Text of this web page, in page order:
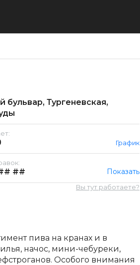
бульвар, Тургеневская,
График
## Показать
Вы тут работаете?
пива на кранах и в
начос, мини-чебуреки,
Особого внимания